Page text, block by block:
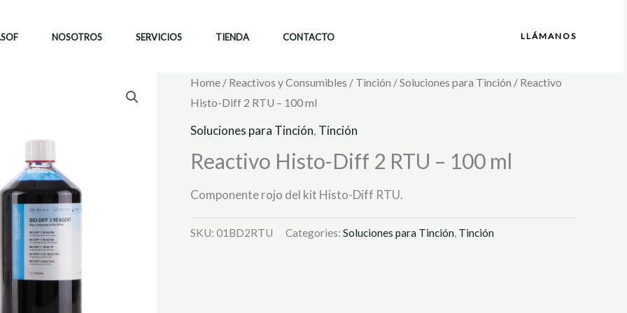
NOSOTROS SERVICIOS TIENDA CONTACTO LLÁMANOS
Home / Reactivos y Consumibles / Tinción /Soluciones para Tinción / Reactivo
Histo-Diff 2 RTU – 100 ml
Soluciones para Tinción, Tinción
Reactivo Histo-Diff 2 RTU – 100 ml
Componente rojo del kit Histo-Diff RTU.
SKU: 01BD2RTU Categories: Soluciones para Tinción, Tinción